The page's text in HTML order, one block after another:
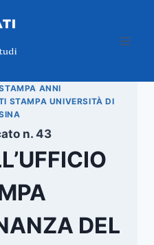
ANNI
STAMPA UNIVERSITÀ DI
n. 43
DEL